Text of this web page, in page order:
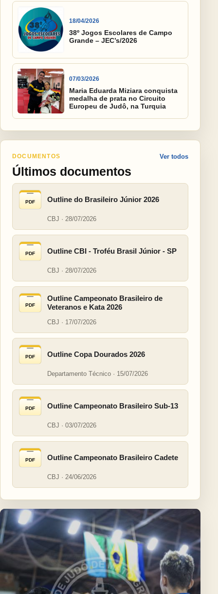
18/04/2026
38º Jogos Escolares de Campo
Grande – JEC’s/2026
07/03/2026
Maria Eduarda Miziara conquista
medalha de prata no Circuito
Europeu de Judô, na Turquia
DOCUMENTOS
Últimos documentos
Ver todos
PDF Outline do Brasileiro Júnior 2026
CBJ · 28/07/2026
PDF Outline CBI - Troféu Brasil Júnior - SP
CBJ · 28/07/2026
PDF
Outline Campeonato Brasileiro de
Veteranos e Kata 2026
CBJ · 17/07/2026
PDF Outline Copa Dourados 2026
Departamento Técnico · 15/07/2026
PDF Outline Campeonato Brasileiro Sub-13
CBJ · 03/07/2026
PDF Outline Campeonato Brasileiro Cadete
CBJ · 24/06/2026